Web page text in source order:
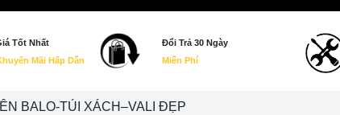
BALO-TÚI XÁCH–VALI ĐẸP
Tốt Nhất
Mãi Hấp Dẫn
Đổi Trả 30 Ngày
Miễn Phí